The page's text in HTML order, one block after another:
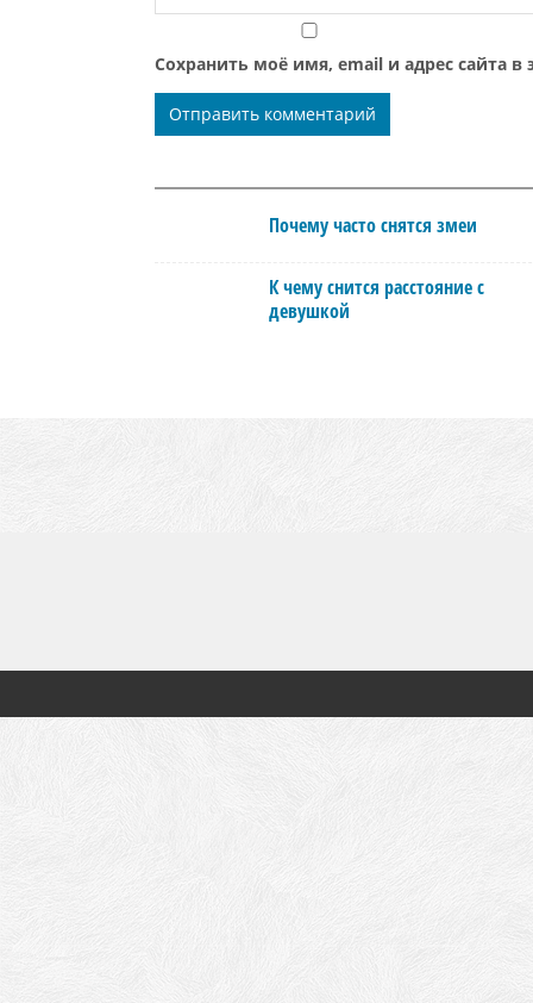
Сохранить моё имя, email и адрес сайта
Почему часто снятся змеи
К чему снится расстояние с
девушкой